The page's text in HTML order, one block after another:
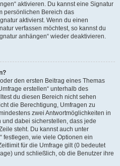
aktivieren. Du kannst eine Signatur
persönlichen Bereich das
aktivierst. Wenn du einen
verfassen möchtest, so kannst du
anhängen“ wieder deaktivieren.
den ersten Beitrag eines Themas
erstellen“ unterhalb des
du diesen Bereich nicht sehen
die Berechtigung, Umfragen zu
zwei Antwortmöglichkeiten in
dabei sicherstellen, dass jede
steht. Du kannst auch unter
festlegen, wie viele Optionen ein
für die Umfrage gilt (0 bedeutet
und schließlich, ob die Benutzer ihre